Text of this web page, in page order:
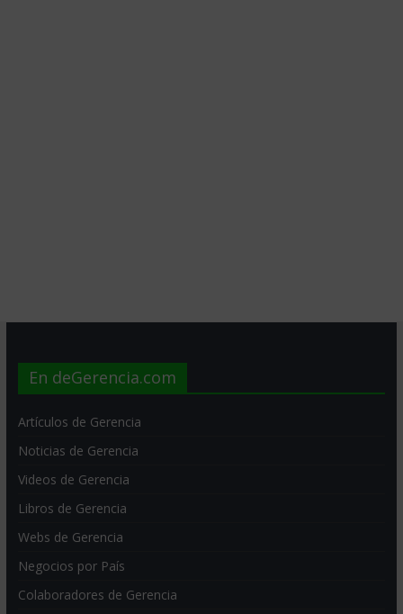
En deGerencia.com
Artículos de Gerencia
Noticias de Gerencia
Videos de Gerencia
Libros de Gerencia
Webs de Gerencia
Negocios por País
Colaboradores de Gerencia